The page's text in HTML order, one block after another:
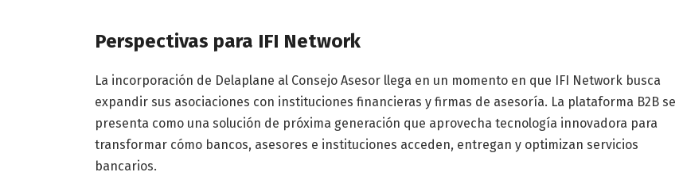
Perspectivas para IFI Network
La incorporación de Delaplane al Consejo Asesor llega en un momento en que IFI Network busca
expandir sus asociaciones con instituciones financieras y firmas de asesoría. La plataforma B2B se
presenta como una solución de próxima generación que aprovecha tecnología innovadora para
transformar cómo bancos, asesores e instituciones acceden, entregan y optimizan servicios
bancarios.